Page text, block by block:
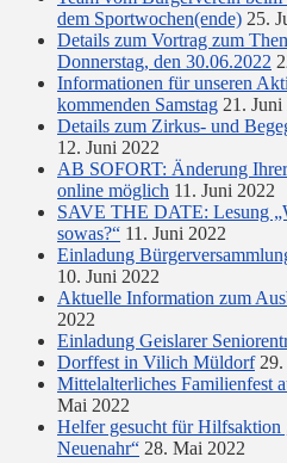
dem Sportwochen(ende) 25.
Details zum Vortrag zum
Donnerstag, den 30.06.2022
Informationen für unseren
kommenden Samstag 21. Juni
Details zum Zirkus- und
12. Juni 2022
AB SOFORT: Änderung
online möglich 11. Juni 2022
SAVE THE DATE: Lesung
sowas?“ 11. Juni 2022
Einladung
10. Juni 2022
Aktuelle Information zum
2022
Einladung Geislarer
Dorffest in Vilich Müldorf
Mittelalterliches Familienfest
Mai 2022
Helfer gesucht für Hilfsaktion
Neuenahr“ 28. Mai 2022